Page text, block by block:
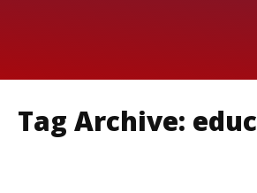
Tag Archive: